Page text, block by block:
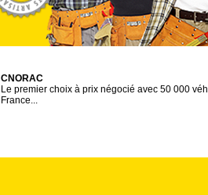
CNORAC
Le premier choix à prix négocié avec 50 000
France...